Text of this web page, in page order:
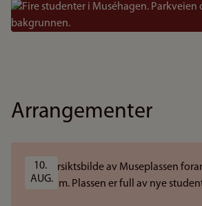
Bilde
Arrangementer
10.
AUG.